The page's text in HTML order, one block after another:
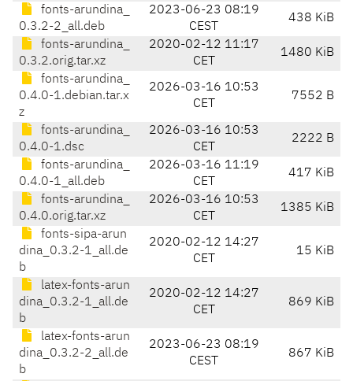
fonts-arundina_
0.3.2-2_all.deb
2023-06-23 08:19
CEST
438 KiB
fonts-arundina_
0.3.2.orig.tar.xz
2020-02-12 11:17
CET
1480 KiB
fonts-arundina_
0.4.0-1.debian.tar.x
z
2026-03-16 10:53
CET
7552 B
fonts-arundina_
0.4.0-1.dsc
2026-03-16 10:53
CET
2222 B
fonts-arundina_
0.4.0-1_all.deb
2026-03-16 11:19
CET
417 KiB
fonts-arundina_
0.4.0.orig.tar.xz
2026-03-16 10:53
CET
1385 KiB
fonts-sipa-arun
dina_0.3.2-1_all.de
b
2020-02-12 14:27
CET
15 KiB
latex-fonts-arun
dina_0.3.2-1_all.de
b
2020-02-12 14:27
CET
869 KiB
latex-fonts-arun
dina_0.3.2-2_all.de
b
2023-06-23 08:19
CEST
867 KiB